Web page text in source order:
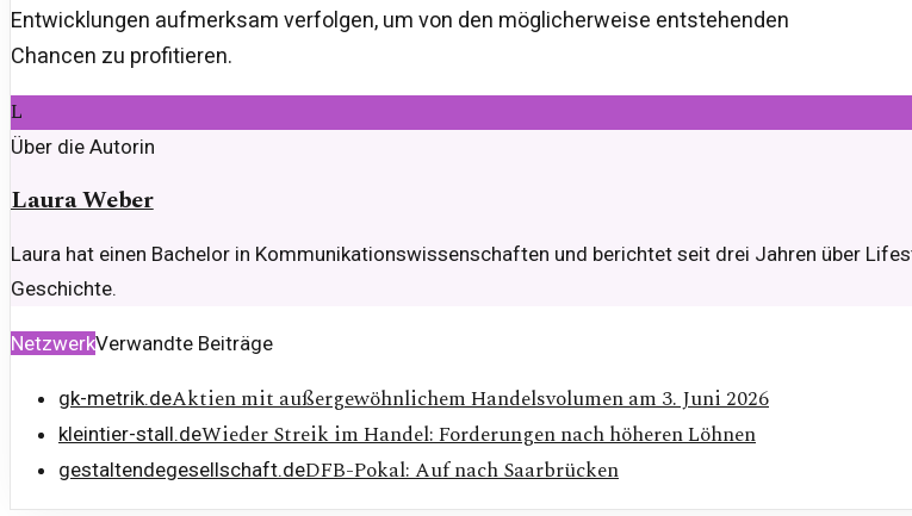
Entwicklungen aufmerksam verfolgen, um von den möglicherweise entstehenden
Chancen zu profitieren.
L
Über die Autorin
Laura Weber
Laura hat einen Bachelor in Kommunikationswissenschaften und berichtet seit drei Jahren über
Geschichte.
NetzwerkVerwandte Beiträge
gk-metrik.deAktien mit außergewöhnlichem Handelsvolumen am 3. Juni 2026
kleintier-stall.deWieder Streik im Handel: Forderungen nach höheren Löhnen
gestaltendegesellschaft.deDFB-Pokal: Auf nach Saarbrücken